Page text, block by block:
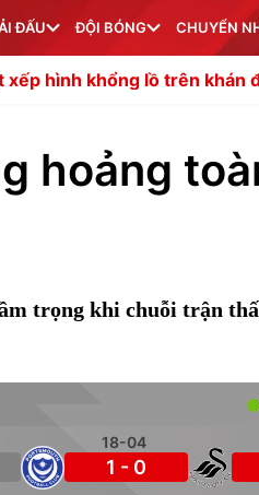
ĐẤU ĐỘI BÓNG CHUYỂN
khổng lồ trên khán đài 3
hoảng
trọng khi chuỗi trận
18-04
1 - 0